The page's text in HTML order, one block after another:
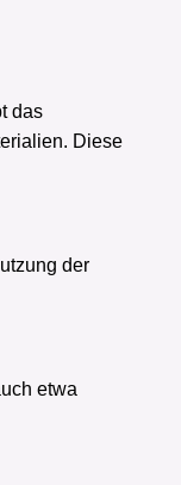
das
Diese
der
etwa